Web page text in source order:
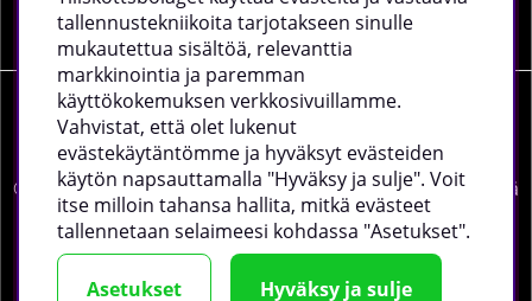
YRITYKSEN TIEDOT
© 2026 tillskottsbolaget.fi. Käytämme evästeitä -lue lisää
täältä.
tallennustekniikoita tarjotakseen sinulle
mukautettua sisältöä, relevanttia
markkinointia ja paremman
käyttökokemuksen verkkosivuillamme.
Vahvistat, että olet lukenut
evästekäytäntömme ja hyväksyt evästeiden
käytön napsauttamalla "Hyväksy ja sulje". Voit
itse milloin tahansa hallita, mitkä evästeet
tallennetaan selaimeesi kohdassa "Asetukset".
Asetukset Hyväksy ja sulje